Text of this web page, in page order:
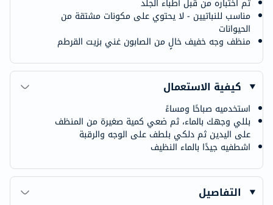
مناسب للنباتيين - لا يحتوي على مكونات مشتقة من
الحيوانات
منظف وجه خفيف خالٍ من الصابون غني بزيت القرطم
كيفية الاستعمال
استخدميه صباحًا ومساءً
بللي وجهك بالماء، ثم ضعي كمية صغيرة من المنظف
على اليدين ثم دلكي بلطف على الوجه والرقبة
اشطفيه جيدًا بالماء النظيف
التفاصيل